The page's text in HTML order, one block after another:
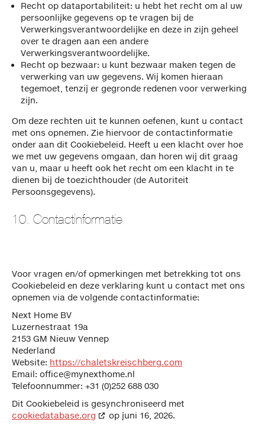
Recht op dataportabiliteit: u hebt het recht om al uw
persoonlijke gegevens op te vragen bij de
Verwerkingsverantwoordelijke en deze in zijn geheel
over te dragen aan een andere
Verwerkingsverantwoordelijke.
Recht op bezwaar: u kunt bezwaar maken tegen de
verwerking van uw gegevens. Wij komen hieraan
tegemoet, tenzij er gegronde redenen voor verwerking
zijn.
Om deze rechten uit te kunnen oefenen, kunt u contact
met ons opnemen. Zie hiervoor de contactinformatie
onder aan dit Cookiebeleid. Heeft u een klacht over hoe
we met uw gegevens omgaan, dan horen wij dit graag
van u, maar u heeft ook het recht om een klacht in te
dienen bij de toezichthouder (de Autoriteit
Persoonsgegevens).
10. Contactinformatie
Voor vragen en/of opmerkingen met betrekking tot ons
Cookiebeleid en deze verklaring kunt u contact met ons
opnemen via de volgende contactinformatie:
Next Home BV
Luzernestraat 19a
2153 GM Nieuw Vennep
Nederland
Website: https://chaletskreischberg.com
Email: office@mynexthome.nl
Telefoonnummer: +31 (0)252 688 030
Dit Cookiebeleid is gesynchroniseerd met
cookiedatabase.org
op juni 16, 2026.